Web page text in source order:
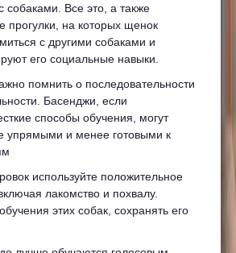
собаками. Все это, а также
прогулки, на которых щенок
с другими собаками и
его социальные навыки.
помнить о последовательности
Басенджи, если
способы обучения, могут
упрямыми и менее готовыми к
используйте положительное
лакомство и похвалу.
этих собак, сохранять его